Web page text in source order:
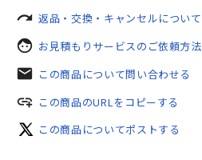
redo 返品・交換・キャンセルについて
face お見積もりサービスのご依頼方法
mail この商品について問い合わせる
add_link この商品のURLをコピーする
この商品についてポストする